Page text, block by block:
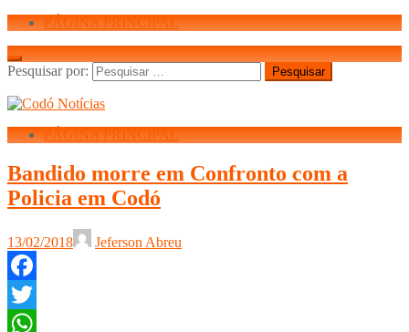
PÁGINA PRINCIPAL
Pesquisar por:
PÁGINA PRINCIPAL
Bandido morre em Confronto com a
Policia em Codó
13/02/2018 Jeferson Abreu
Facebook
Twitter